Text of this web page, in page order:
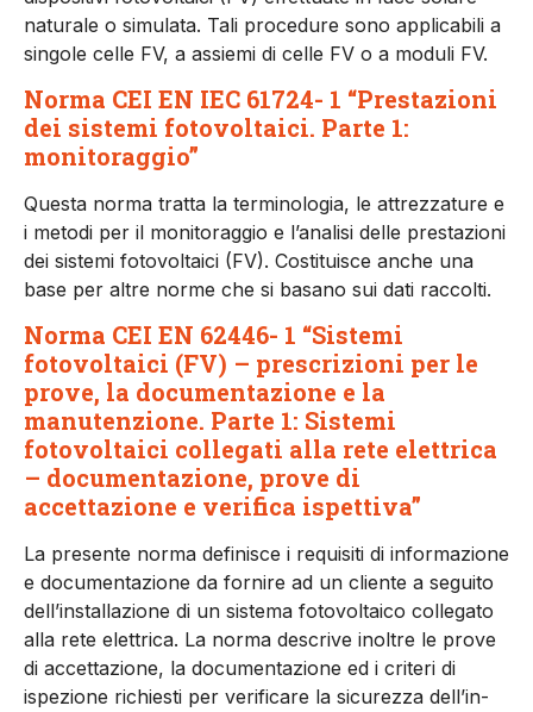
naturale o si­mulata. Tali procedure sono applicabili a
singole celle FV, a assiemi di celle FV o a moduli FV.
Norma CEI EN IEC 61724- 1 “Prestazioni
dei sistemi fotovoltaici. Parte 1:
monitoraggio”
Questa norma tratta la termino­logia, le attrezzature e
i metodi per il monitoraggio e l’analisi del­le prestazioni
dei sistemi fotovol­taici (FV). Costituisce anche una
base per altre norme che si basa­no sui dati raccolti.
Norma CEI EN 62446- 1 “Sistemi
fotovoltaici (FV) – prescrizioni per le
prove, la documentazione e la
manutenzione. Parte 1: Sistemi
fotovoltaici collegati alla rete elettrica
– documentazione, prove di
accettazione e verifica ispettiva”
La presente norma definisce i requisiti di informazione
e do­cumentazione da fornire ad un cliente a seguito
dell’installazio­ne di un sistema fotovoltaico col­legato
alla rete elettrica. La nor­ma descrive inoltre le prove
di accettazione, la documentazione ed i criteri di
ispezione richiesti per verificare la sicurezza dell’in­